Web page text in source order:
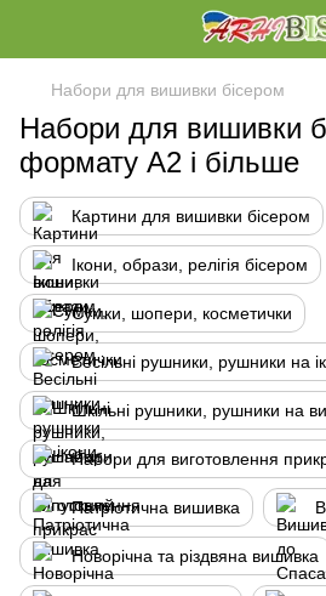
Набори для вишивки бісером
Набори для вишивки
формату А2 і більше
Картини для вишивки бісером
Ікони, образи, релігія бісером
Сумки, шопери, косметички
Весільні рушники, рушники на
Шкільні рушники, рушники на
Набори для виготовлення
Патріотична вишивка
Новорічна та різдвяна вишивка